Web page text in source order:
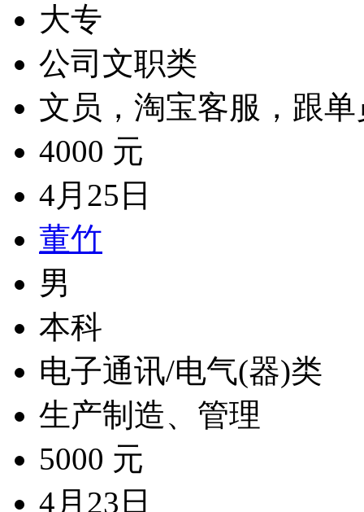
大专
公司文职类
文员，淘宝客服，跟单
4000 元
4月25日
董竹
男
本科
电子通讯/电气(器)类
生产制造、管理
5000 元
4月23日